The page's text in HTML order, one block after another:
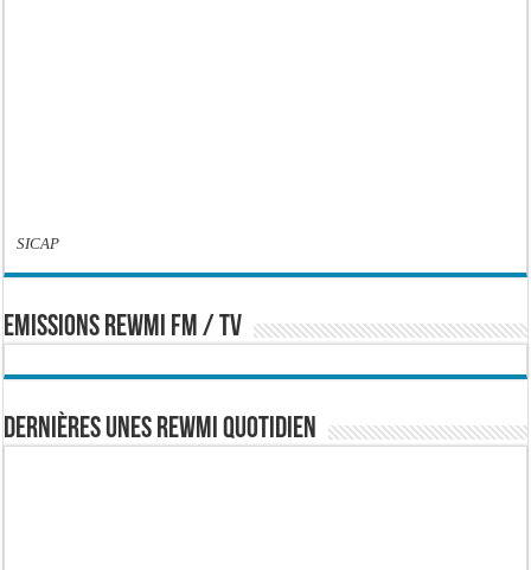
SICAP
EMISSIONS REWMI FM / TV
Dernières Unes Rewmi Quotidien